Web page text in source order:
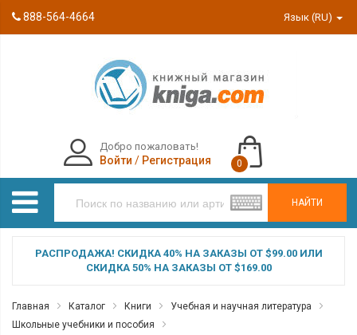
888-564-4664 Язык (RU)
НАЙТИ
Добро пожаловать!
Войти / Регистрация 0
РАСПРОДАЖА! СКИДКА 40% НА ЗАКАЗЫ ОТ $99.00 ИЛИ
СКИДКА 50% НА ЗАКАЗЫ ОТ $169.00
Главная Каталог Книги
Учебная и научная литература
Школьные учебники и пособия